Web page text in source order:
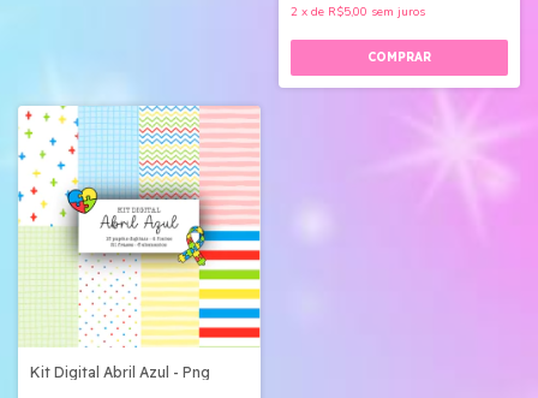
2 x de R$5,00 sem juros
Kit Digital Abril Azul - Png